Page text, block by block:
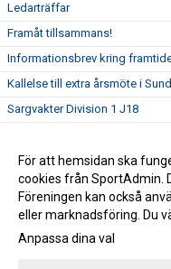
Ledarträffar
Framåt tillsammans!
Informationsbrev kring
Kallelse till extra årsmöte i
Sargvakter Division 1 J18
Sargvaktschema 2018/19
Ett tryggt föreningsliv för alla
Gå till
För att hemsidan ska
cookies från SportAdmin.
Föreningen kan också
eller marknadsföring. Du
Anpassa dina val